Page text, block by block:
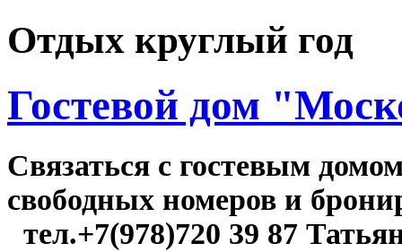
Отдых круглый год
Гостевой дом
Связаться c гостевым
свободных
тел.+7(978)720 39 87